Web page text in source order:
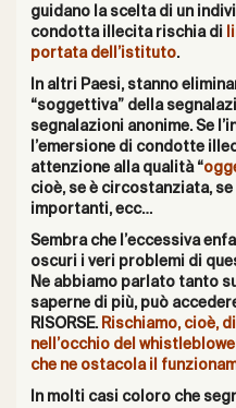
guidano la scelta di un
condotta illecita rischia di
portata dell’istituto.
In altri Paesi, stanno
“soggettiva” della
segnalazioni anonime. Se
l’emersione di condotte
attenzione alla qualità “
cioè, se è circostanziata,
importanti, ecc…
Sembra che l’eccessiva
oscuri i veri problemi di
Ne abbiamo parlato tanto
saperne di più, può
RISORSE. Rischiamo, cioè,
nell’occhio del
che ne ostacola il
In molti casi coloro che